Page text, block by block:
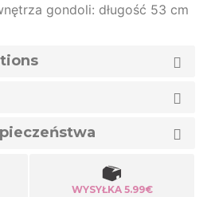
gondoli: długość 53 cm
WYSYŁKA 5.99€